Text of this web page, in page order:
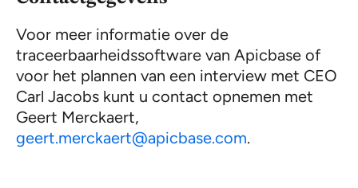
Voor meer informatie over de
traceerbaarheidssoftware van Apicbase of
voor het plannen van een interview met CEO
Carl Jacobs kunt u contact opnemen met
Geert Merckaert,
geert.merckaert@apicbase.com.